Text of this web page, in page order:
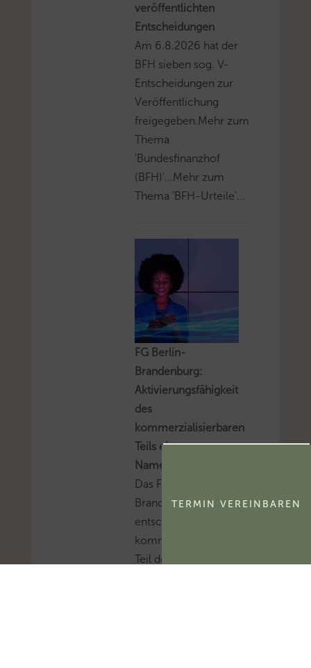
veröffentlichten
Entscheidungen
Am 6.8.2026 hat der
BFH sieben sog. V-
Entscheidungen zur
Veröffentlichung
freigegeben.Mehr zum
Thema
'Bundesfinanzhof
(BFH)'...Mehr zum
Thema 'BFH-Urteile'...
FG Berlin-
Brandenburg:
Aktivierungsfähigkeit
des
kommerzialisierbaren
Teils eines
Namensrechts
Das FG Berlin-
Brandenburg hat
entschieden, dass der
kommerzialisierbare
Teil des Namensrechts
TERMIN VEREINBAREN